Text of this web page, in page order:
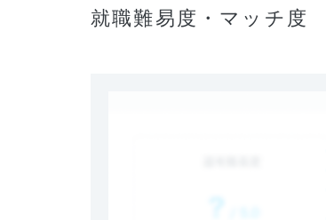
就職難易度・マッチ度